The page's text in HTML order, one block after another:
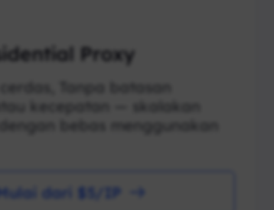
Proxy
Tanpa batasan
kecepatan — skalakan
bebas menggunakan
dari $5/IP